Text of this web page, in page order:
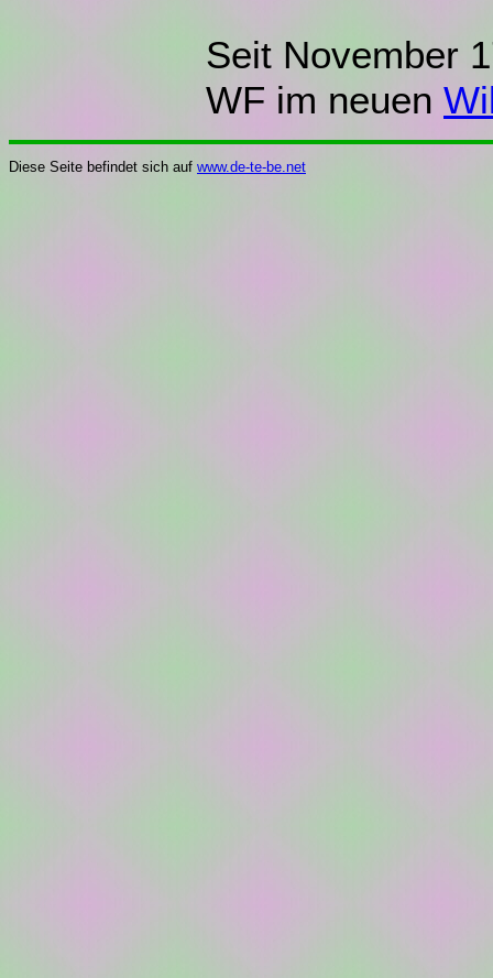
Seit November
WF im neuen
Diese Seite befindet sich auf www.de-te-be.net